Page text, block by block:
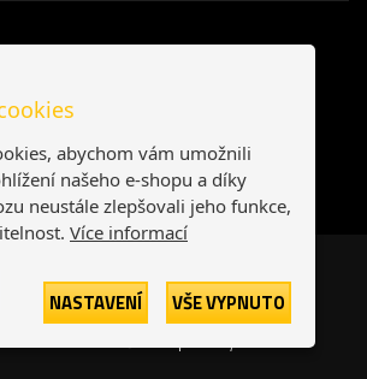
republika Slovensko
-
abychom vám umožnili
našeho e-shopu a díky
neustále zlepšovali jeho funkce,
Více informací
NASTAVENÍ VŠE VYPNUTO